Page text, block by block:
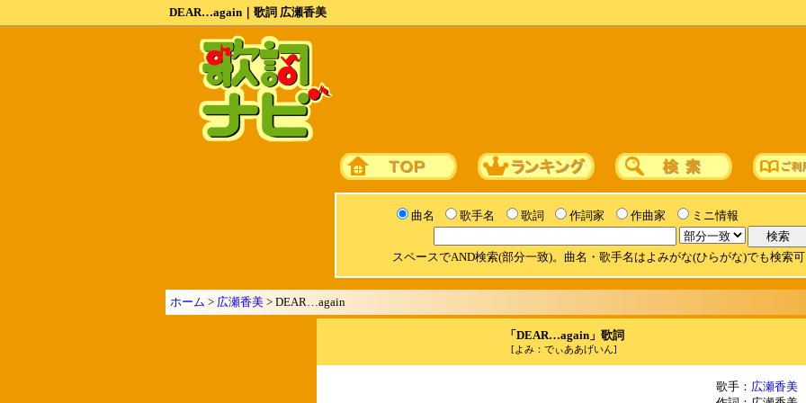
DEAR…again｜歌詞 広瀬香美
曲名 歌手名 歌詞 作詞家 作曲家 ミニ情報
スペースでAND検索(部分一致)。曲名・歌手名はよみがな(ひらがな)でも検索
ホーム > 広瀬香美 > DEAR…again
「DEAR…again」歌詞
[よみ：でぃああげいん]
歌手： 広瀬香美